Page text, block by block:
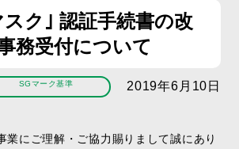
スク｣ 認証手続書の改
務受付について
SGマーク基準 2019年6月10日
業にご理解・ご協力賜りまして誠にあり